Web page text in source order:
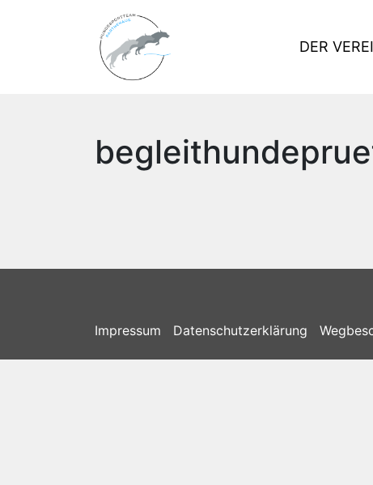
DER
Impressum Datenschutzerklärung